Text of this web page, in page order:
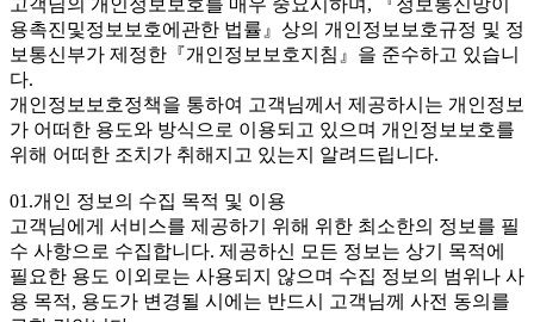
고객님의 개인정보보호를 매우 중요시하며, 『정보통신망이
용촉진및정보보호에관한 법률』상의 개인정보보호규정 및 정
보통신부가 제정한『개인정보보호지침』을 준수하고 있습니
다.
개인정보보호정책을 통하여 고객님께서 제공하시는 개인정보
가 어떠한 용도와 방식으로 이용되고 있으며 개인정보보호를
위해 어떠한 조치가 취해지고 있는지 알려드립니다.
01.개인 정보의 수집 목적 및 이용
고객님에게 서비스를 제공하기 위해 위한 최소한의 정보를 필
수 사항으로 수집합니다. 제공하신 모든 정보는 상기 목적에
필요한 용도 이외로는 사용되지 않으며 수집 정보의 범위나 사
용 목적, 용도가 변경될 시에는 반드시 고객님께 사전 동의를